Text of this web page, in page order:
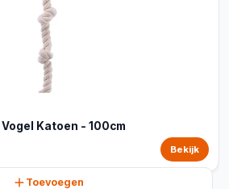
Katoen - 100cm
Bekijk
Toevoegen